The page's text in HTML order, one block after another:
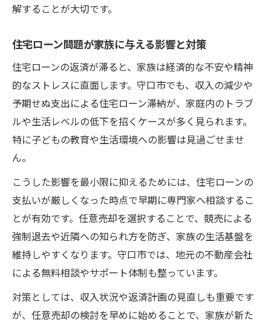
解することが大切です。
住宅ローン問題が家族に与える影響と対策
住宅ローンの返済が滞ると、家族は経済的な不安や精神
的なストレスに直面します。守口市でも、収入の減少や
予期せぬ支出による住宅ローン滞納が、家庭内のトラブ
ルや生活レベルの低下を招くケースが多く見られます。
特に子どもの教育や生活環境への影響は見過ごせませ
ん。
こうした影響を最小限に抑えるためには、住宅ローンの
支払いが厳しくなった時点で早期に専門家へ相談するこ
とが有効です。任意売却を選択することで、競売による
強制退去や近隣への知られ方を防ぎ、家族の生活基盤を
維持しやすくなります。守口市では、地元の不動産会社
による無料相談やサポート体制も整っています。
対策としては、収入状況や返済計画の見直しも重要です
が、任意売却の検討を早めに始めることで、家族が新た